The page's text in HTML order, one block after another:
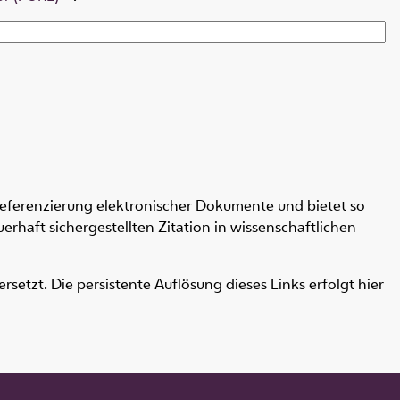
elektronischer Dokumente und bietet so
sichergestellten Zitation in wissenschaftlichen
Die persistente Auflösung dieses Links erfolgt hier